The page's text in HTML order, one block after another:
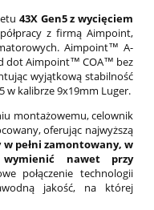
43X Gen5 z wycięciem
z firmą Aimpoint,
Aimpoint™ A-
dot Aimpoint™ COA™ bez
wyjątkową stabilność
w kalibrze 9x19mm Luger.
montażowemu, celownik
oferując najwyższą
pełni zamontowany, w
nawet przy
połączenie technologii
jakość, na której